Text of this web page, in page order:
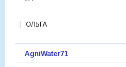
ОЛЬГА
AgniWater71